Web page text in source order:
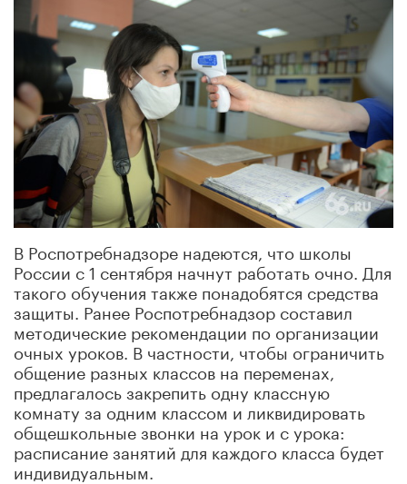
В Роспотребнадзоре надеются, что школы
России с 1 сентября начнут работать очно. Для
такого обучения также понадобятся средства
защиты. Ранее Роспотребнадзор составил
методические рекомендации по организации
очных уроков. В частности, чтобы ограничить
общение разных классов на переменах,
предлагалось закрепить одну классную
комнату за одним классом и ликвидировать
общешкольные звонки на урок и с урока:
расписание занятий для каждого класса будет
индивидуальным.